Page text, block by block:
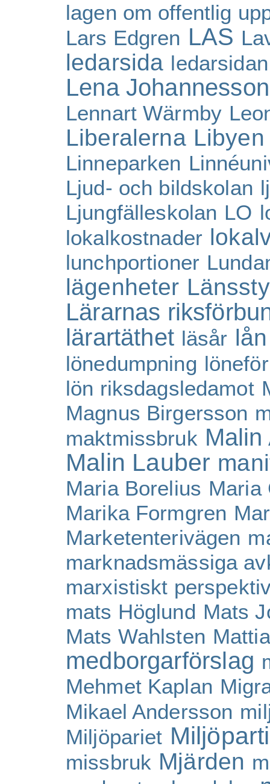
lagen om offentlig
Lars Edgren LAS
ledarsida ledarsidan
Lena Johannesson
Lennart Wärmby
Liberalerna Libyen
Linneparken
Ljud- och bildskolan
Ljungfälleskolan LO
lokalkostnader
lunchportioner
lägenheter
Lärarnas
lärartäthet läsår lån
lönedumpning
lön riksdagsledamot
Magnus Birgersson
maktmissbruk Malin
Malin Lauber
Maria Borelius Maria
Marika Formgren
Marketenterivägen
marknadsmässiga
marxistiskt
mats Höglund Mats
Mats Wahlsten
medborgarförslag
Mehmet Kaplan
Mikael Andersson
Miljöpariet
missbruk Mjärden